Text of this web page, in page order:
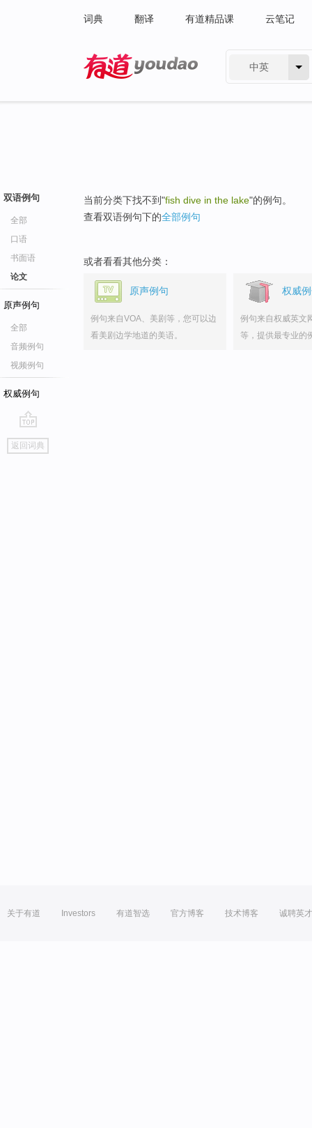
词典 翻译 有道精品课 云笔记
中英
双语例句
全部
口语
书面语
论文
原声例句
全部
音频例句
视频例句
权威例句
go
top
返回词典
当前分类下找不到"fish dive in the lake"的例句。
查看双语例句下的全部例句
或者看看其他分类：
原声例句
例句来自VOA、美剧等，您可以边
看美剧边学地道的美语。
权威
例句来自权威英文
等，提供最专业的
关于有道 Investors 有道智选 官方博客 技术博客 诚聘英才